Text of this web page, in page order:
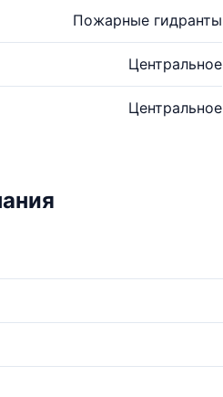
Пожарные гидранты
Центральное
Центральное